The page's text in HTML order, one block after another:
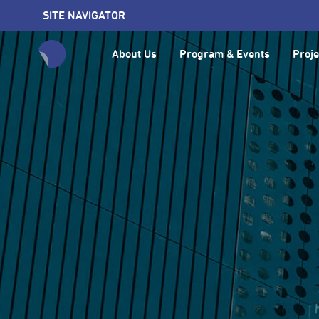
SITE NAVIGATOR
About Us Program & Events
全網站搜尋節目、活動、影音文章